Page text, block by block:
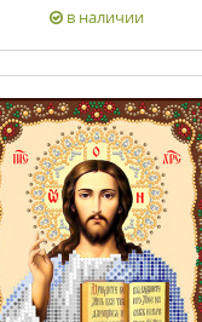
в наличии